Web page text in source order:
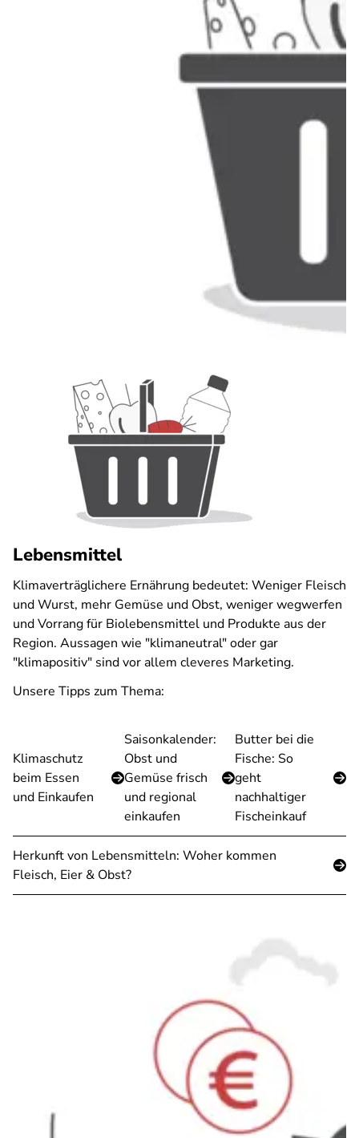
Lebensmittel
Klimaverträglichere Ernährung bedeutet: Weniger Fleisch
und Wurst, mehr Gemüse und Obst, weniger wegwerfen
und Vorrang für Biolebensmittel und Produkte aus der
Region. Aussagen wie "klimaneutral" oder gar
"klimapositiv" sind vor allem cleveres Marketing.
Unsere Tipps zum Thema:
Klimaschutz
beim Essen
und Einkaufen
Saisonkalender:
Obst und
Gemüse frisch
und regional
einkaufen
Butter bei die
Fische: So
geht
nachhaltiger
Fischeinkauf
Herkunft von Lebensmitteln: Woher kommen
Fleisch, Eier & Obst?